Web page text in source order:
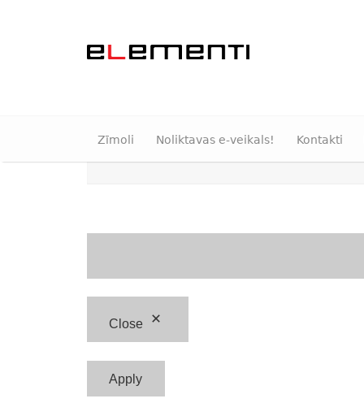
Zīmoli Noliktavas e-veikals! Kontakti
Close
Apply